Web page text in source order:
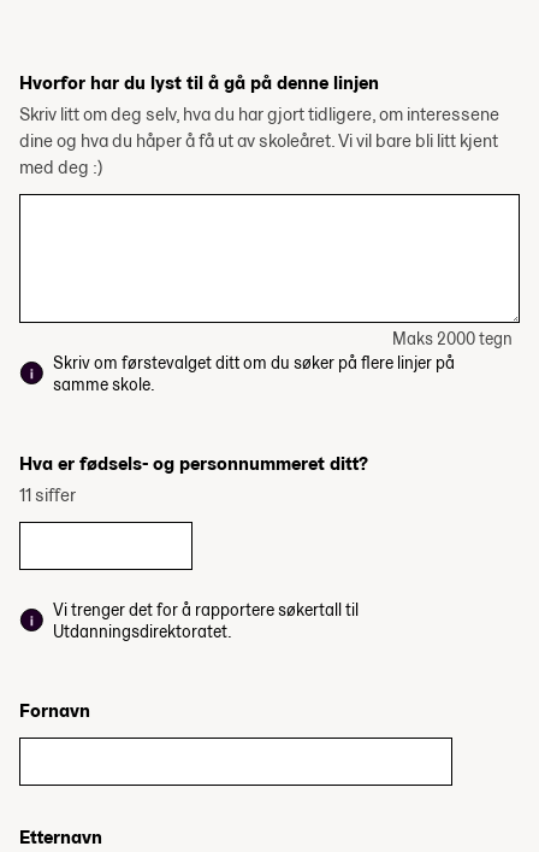
Hvorfor har du lyst til å gå på denne linjen
Skriv litt om deg selv, hva du har gjort tidligere, om interessene
dine og hva du håper å få ut av skoleåret. Vi vil bare bli litt kjent
med deg :)
Maks 2000 tegn
Skriv om førstevalget ditt om du søker på flere linjer på
samme skole.
Hva er fødsels- og personnummeret ditt?
11 siffer
Vi trenger det for å rapportere søkertall til
Utdanningsdirektoratet.
Fornavn
Etternavn